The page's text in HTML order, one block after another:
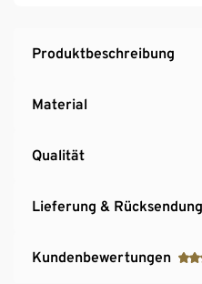
Produktbeschreibung
Material
Qualität
Lieferung & Rücksendung
Kundenbewertungen